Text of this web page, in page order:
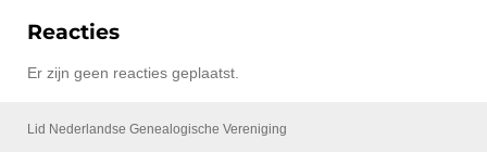
Reacties
Er zijn geen reacties geplaatst.
Lid Nederlandse Genealogische Vereniging